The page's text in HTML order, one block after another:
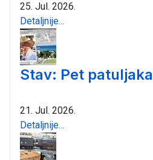
25. Jul. 2026.
Detaljnije...
Stav: Pet patuljaka
21. Jul. 2026.
Detaljnije...